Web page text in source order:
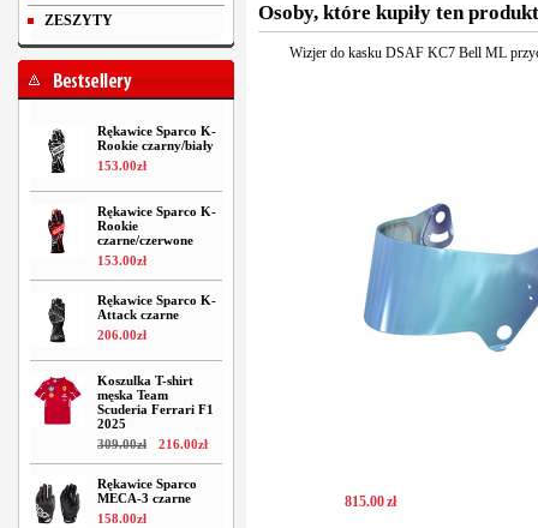
ZESZYTY
Rękawice Sparco K-
Rookie czarny/biały
153.00zł
Rękawice Sparco K-
Rookie
czarne/czerwone
153.00zł
Rękawice Sparco K-
Attack czarne
206.00zł
Koszulka T-shirt
męska Team
Scuderia Ferrari F1
2025
309.00zł 216.00zł
Rękawice Sparco
MECA-3 czarne
158.00zł
Osoby, które kupiły ten
Wizjer do kasku DSAF KC7 Bell ML
815.00zł